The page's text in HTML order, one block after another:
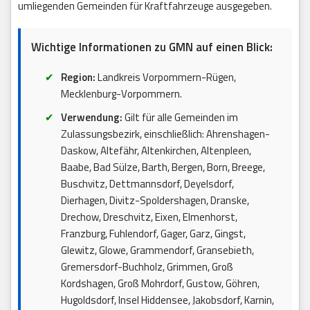
umliegenden Gemeinden für Kraftfahrzeuge ausgegeben.
Wichtige Informationen zu GMN auf einen Blick:
Region:Landkreis Vorpommern-Rügen,
Mecklenburg-Vorpommern.
Verwendung:Gilt für alle Gemeinden im
Zulassungsbezirk, einschließlich: Ahrenshagen-
Daskow, Altefähr, Altenkirchen, Altenpleen,
Baabe, Bad Sülze, Barth, Bergen, Born, Breege,
Buschvitz, Dettmannsdorf, Deyelsdorf,
Dierhagen, Divitz-Spoldershagen, Dranske,
Drechow, Dreschvitz, Eixen, Elmenhorst,
Franzburg, Fuhlendorf, Gager, Garz, Gingst,
Glewitz, Glowe, Grammendorf, Gransebieth,
Gremersdorf-Buchholz, Grimmen, Groß
Kordshagen, Groß Mohrdorf, Gustow, Göhren,
Hugoldsdorf, Insel Hiddensee, Jakobsdorf, Karnin,